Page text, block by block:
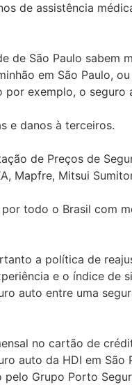
de assistência
São Paulo sabem
em São Paulo,
exemplo, o seguro
e danos à terceiros.
de Preços de
Mapfre, Mitsui
todo o Brasil com
a política de
e o índice de
auto entre uma
no cartão de
auto da HDI em
Grupo Porto